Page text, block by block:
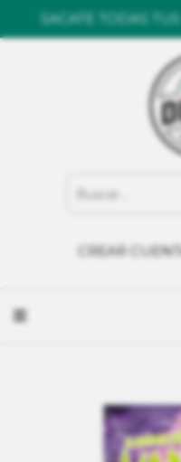
SACATE TODAS
CREAR